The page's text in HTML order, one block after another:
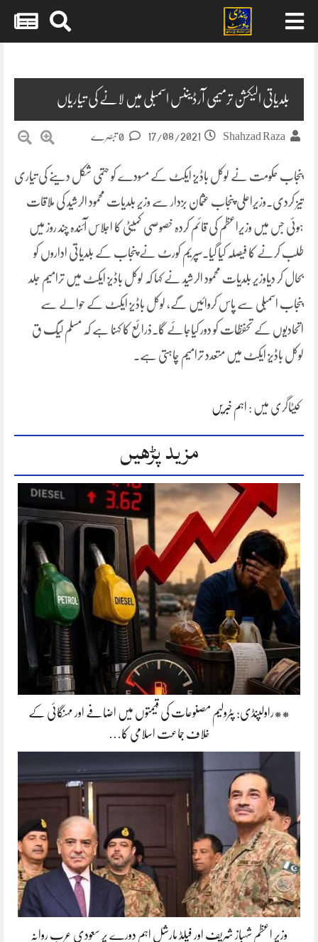
بلدیاتی الیکشن ترمیمی آرڈیننس اسمبلی میں لانے کی تیاریاں
Shahzad Raza
17/08/2021
پنجاب حکومت نے لوکل باڈیز ایکٹ کے مسودے کو حتمی شکل دینے کی تیاری
تیز کردی۔وزیراعلی پنجاب عثمان بزدار سے وزیر بلدیات محمود الرشید کی ملاقات
ہوئی جس میں وزیراعظم کی قائم کردہ خصوصی کمیٹی کا اجلاس آئندہ چند روز میں
طلب کرنے کا فیصلہ کیا گیا۔سپریم کورٹ نے پنجاب کے بلدیاتی اداروں کو
بحال کر دیاوزیر بلدیات محمود الرشید نے کہا کہ لوکل باڈیز ایکٹ میں ترامیم جلد
پنجاب اسمبلی سے پاس کروائیں گے، لوکل باڈیز ایکٹ کے حوالے سے
اتحادیوں کے تحفظات کو دور کیاجائے گا۔ذرائع کا کہنا ہے کہ مسلم لیگ ق
لوکل باڈیز ایکٹ میں متعدد ترامیم چاہتی ہے۔
کیٹاگری میں : اہم خبریں
مزید پڑھیں
**راولپنڈی: پٹرولیم مصنوعات کی قیمتوں میں اضافے اور مہنگائی کے
خلاف جماعت اسلامی کا…
وزیر اعظم شہباز شریف اور فیلڈ مارشل اہم دورے پر سعودی عرب روانہ